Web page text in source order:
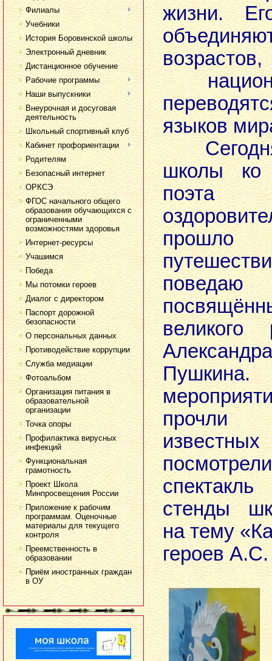
Филиалы
Учебники
История Боровинской школы
Электронный дневник
Дистанционное обучение
Рабочие программы
Наши выпускники
Внеурочная и досуговая
деятельность
Школьный спортивный клуб
Кабинет профориентации
Родителям
Безопасный интернет
ОРКСЭ
ФГОС начального общего
образования обучающихся с
ограниченными
возможностями здоровья
Интернет-ресурсы
Учашимся
Победа
Мы потомки героев
Диалог с директором
Паспорт дорожной
безопасности
О персональных данных
Противодействие коррупции
Служба медиации
Фотоальбом
Организация питания в
образовательной
организации
Точка опоры
Профилактика вирусных
инфекций
Функциональная
грамотность
Проект Школа
Минпросвещения России
Приложение к рабочим
программам. Оценочные
материалы для текущего
контроля
Преемственность в
образовании
Приём иностранных граждан
в ОУ
жизни.
возрастов,
языков
Сегодня
школы ко
прошло
великого
прочли
стенды
на тему
героев